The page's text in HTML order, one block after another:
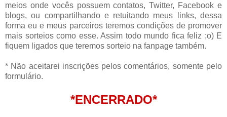
meios onde vocês possuem contatos, Twitter, Facebook e
blogs, ou compartilhando e retuitando meus links, dessa
forma eu e meus parceiros teremos condições de promover
mais sorteios como esse. Assim todo mundo fica feliz ;o) E
fiquem ligados que teremos sorteio na fanpage também.
* Não aceitarei inscrições pelos comentários, somente pelo
formulário.
*ENCERRADO*